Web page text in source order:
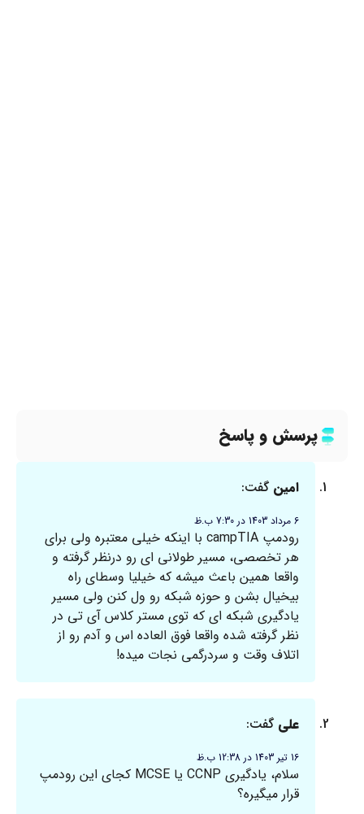
پرسش و پاسخ
امین گفت:
6 مرداد 1403 در 7:30 ب.ظ
رودمپ campTIA با اینکه خیلی معتبره ولی برای
هر تخصصی، مسیر طولانی ای رو درنظر گرفته و
واقعا همین باعث میشه که خیلیا وسطای راه
بیخیال بشن و حوزه شبکه رو ول کنن ولی مسیر
یادگیری شبکه ای که توی مستر کلاس آی تی در
نظر گرفته شده واقعا فوق العاده اس و آدم رو از
اتلاف وقت و سردرگمی نجات میده!
علی گفت:
16 تیر 1403 در 12:38 ب.ظ
سلام، یادگیری CCNP یا MCSE کجای این رودمپ
قرار میگیره؟